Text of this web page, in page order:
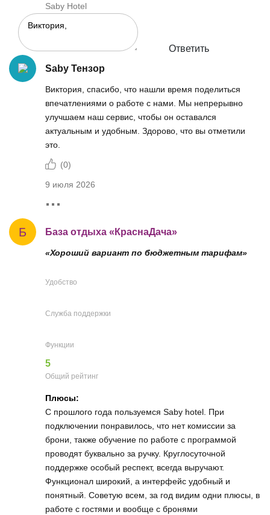
Saby Hotel
Ответить
Saby Тензор
Виктория, спасибо, что нашли время поделиться
впечатлениями о работе с нами. Мы непрерывно
улучшаем наш сервис, чтобы он оставался
актуальным и удобным. Здорово, что вы отметили
это.
(0)
9 июля 2026
Б База отдыха «КраснаДача»
«Хороший вариант по бюджетным тарифам»
Удобство
Служба поддержки
Функции
5
Общий рейтинг
Плюсы:
С прошлого года пользуемся Saby hotel. При
подключении понравилось, что нет комиссии за
брони, также обучение по работе с программой
проводят буквально за ручку. Круглосуточной
поддержке особый респект, всегда выручают.
Функционал широкий, а интерфейс удобный и
понятный. Советую всем, за год видим одни плюсы, в
работе с гостями и вообще с бронями